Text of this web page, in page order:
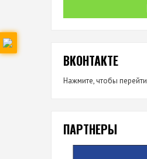
ВКОНТАКТЕ
Нажмите, чтобы перейти
ПАРТНЕРЫ